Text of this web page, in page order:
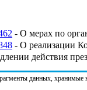
- О мерах по
- О реализации
действия
данных, хранимые